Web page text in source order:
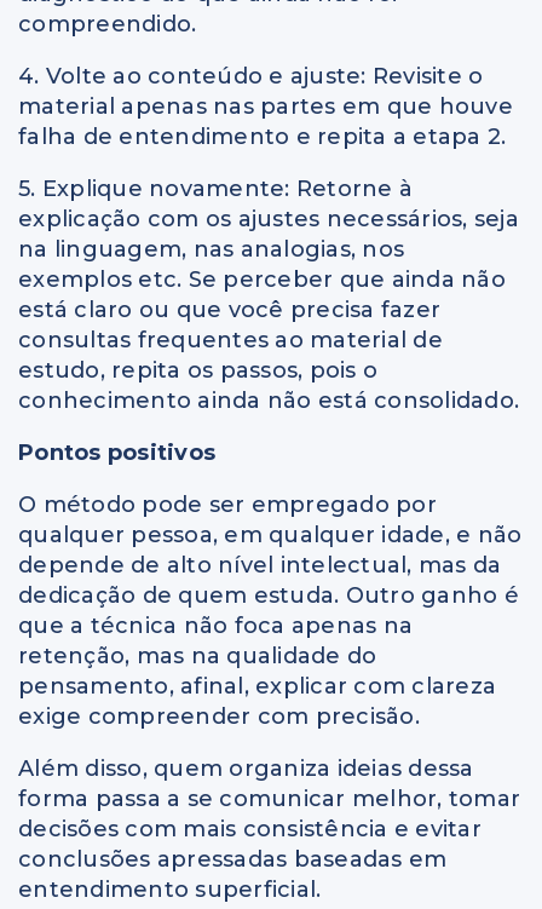
compreendido.
4. Volte ao conteúdo e ajuste: Revisite o
material apenas nas partes em que houve
falha de entendimento e repita a etapa 2.
5. Explique novamente: Retorne à
explicação com os ajustes necessários, seja
na linguagem, nas analogias, nos
exemplos etc. Se perceber que ainda não
está claro ou que você precisa fazer
consultas frequentes ao material de
estudo, repita os passos, pois o
conhecimento ainda não está consolidado.
Pontos positivos
O método pode ser empregado por
qualquer pessoa, em qualquer idade, e não
depende de alto nível intelectual, mas da
dedicação de quem estuda. Outro ganho é
que a técnica não foca apenas na
retenção, mas na qualidade do
pensamento, afinal, explicar com clareza
exige compreender com precisão.
Além disso, quem organiza ideias dessa
forma passa a se comunicar melhor, tomar
decisões com mais consistência e evitar
conclusões apressadas baseadas em
entendimento superficial.